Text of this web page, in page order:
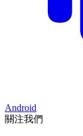
Android
關注我們